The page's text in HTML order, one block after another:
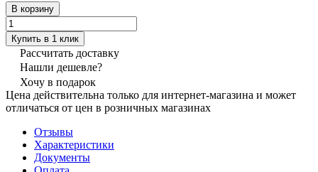
В корзину
Купить в 1 клик
Рассчитать доставку
Нашли дешевле?
Хочу в подарок
Цена действительна только для интернет-магазина и может
отличаться от цен в розничных магазинах
Отзывы
Характеристики
Документы